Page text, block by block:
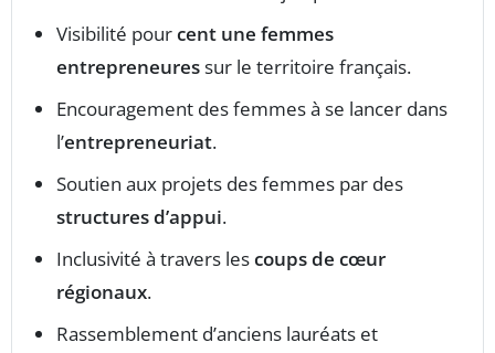
Visibilité pourcent une femmes
entrepreneuressur le territoire français.
Encouragement des femmes à se lancer dans
l’entrepreneuriat.
Soutien aux projets des femmes par des
structures d’appui.
Inclusivité à travers lescoups de cœur
régionaux.
Rassemblement d’anciens lauréats et